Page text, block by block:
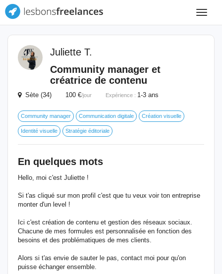
Toggle
Juliette T.
Community manager et
créatrice de contenu
Sète (34) 100 €/jour Expérience : 1-3 ans
Community manager Communication digitale Création visuelle
Identité visuelle Stratégie éditoriale
En quelques mots
Hello, moi c'est Juliette !
Si t'as cliqué sur mon profil c'est que tu veux voir ton entreprise
monter d'un level !
Ici c'est création de contenu et gestion des réseaux sociaux.
Chacune de mes formules est personnalisée en fonction des
besoins et des problématiques de mes clients.
Alors si t'as envie de sauter le pas, contact moi pour qu'on
puisse échanger ensemble.